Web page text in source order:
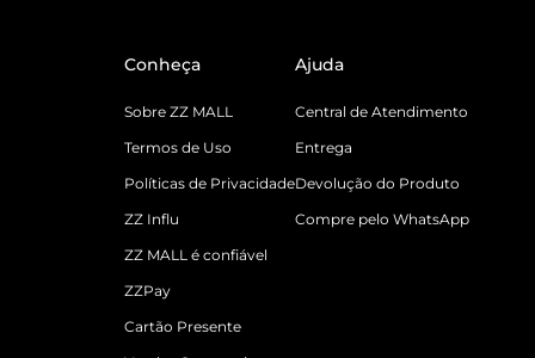
Conheça
Sobre ZZ MALL
Termos de Uso
Políticas de Privacidade
ZZ Influ
ZZ MALL é confiável
ZZPay
Cartão Presente
Ajuda
Central de Atendimento
Entrega
Devolução do Produto
Compre pelo WhatsApp